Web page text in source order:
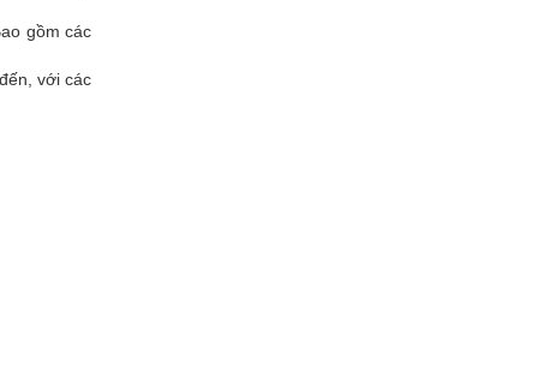
gồm các
với các